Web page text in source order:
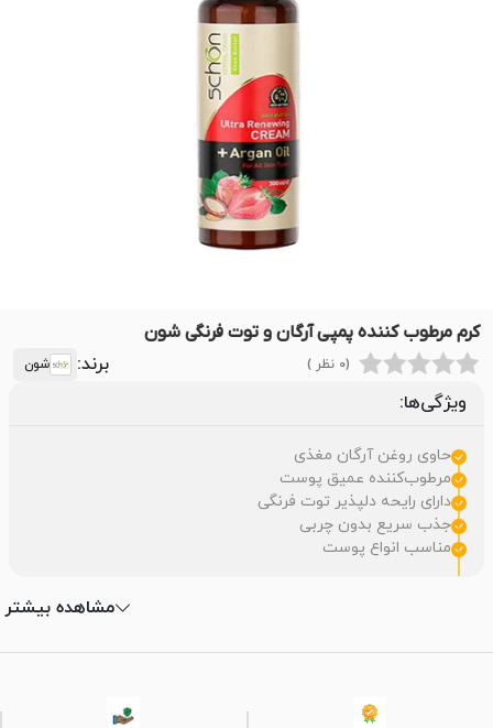
کرم مرطوب کننده پمپی آرگان و توت فرنگی شون
(0 نظر ) برند: شون
ویژگی‌ها:
حاوی روغن آرگان مغذی
مرطوب‌کننده عمیق پوست
دارای رایحه دلپذیر توت‌ فرنگی
جذب سریع بدون چربی
مناسب انواع پوست
مشاهده بیشتر